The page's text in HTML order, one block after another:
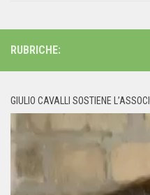
RUBRICHE:
GIULIO CAVALLI SOSTIENE
Player